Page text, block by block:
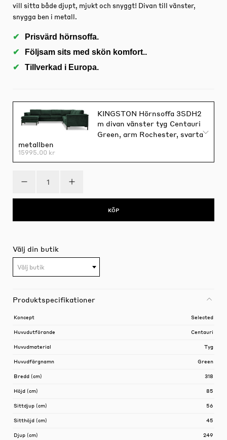
vill sitta både djupt, mjukt och snyggt! Divan till vänster,
snygga ben i metall.
Prisvärd hörnsoffa.
Följsam sits med skön komfort..
Tillverkad i Europa.
KINGSTON Hörnsoffa 3SDH2
m divan vänster tyg Centauri
Green, arm Rochester, svarta
metallben
15995.00 kr
KÖP
Välj din butik
Välj butik
Produktspecifikationer
Koncept Selected
Huvudutförande Centauri
Huvudmaterial Tyg
Huvudfärgnamn Green
Bredd (cm) 318
Höjd (cm) 85
Sittdjup (cm) 56
Sitthöjd (cm) 45
Djup (cm) 249